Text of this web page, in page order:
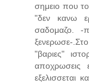
σημειο που
"δεν κανω
σαδομαζο. -
ξενερωσε-
"βαριες"
αποχρωσεις
εξελισσεται